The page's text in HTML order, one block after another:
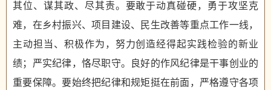
其位、谋其政、尽其责。要敢于动真碰硬，勇于攻坚克
难，在乡村振兴、项目建设、民生改善等重点工作一线，
主动担当、积极作为，努力创造经得起实践检验的新业
绩；严实纪律，恪尽职守。良好的作风纪律是干事创业的
重要保障。要始终把纪律和规矩挺在前面，严格遵守各项